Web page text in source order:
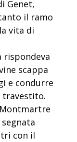
Genet,
il ramo
vita di
rispondeva
scappa
e condurre
travestito.
con il